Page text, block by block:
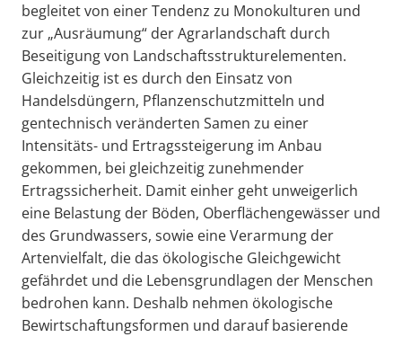
begleitet von einer Tendenz zu Monokulturen und
zur „Ausräumung“ der Agrarlandschaft durch
Beseitigung von Landschaftsstrukturelementen.
Gleichzeitig ist es durch den Einsatz von
Handelsdüngern, Pflanzenschutzmitteln und
gentechnisch veränderten Samen zu einer
Intensitäts- und Ertragssteigerung im Anbau
gekommen, bei gleichzeitig zunehmender
Ertragssicherheit. Damit einher geht unweigerlich
eine Belastung der Böden, Oberflächengewässer und
des Grundwassers, sowie eine Verarmung der
Artenvielfalt, die das ökologische Gleichgewicht
gefährdet und die Lebensgrundlagen der Menschen
bedrohen kann. Deshalb nehmen ökologische
Bewirtschaftungsformen und darauf basierende